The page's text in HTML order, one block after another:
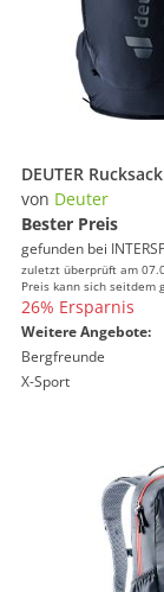
DEUTER
von Deuter
Bester Preis
gefunden bei
zuletzt überprüft am
Preis kann sich seitdem
26% Ersparnis
Weitere Angebote:
Bergfreunde
X-Sport